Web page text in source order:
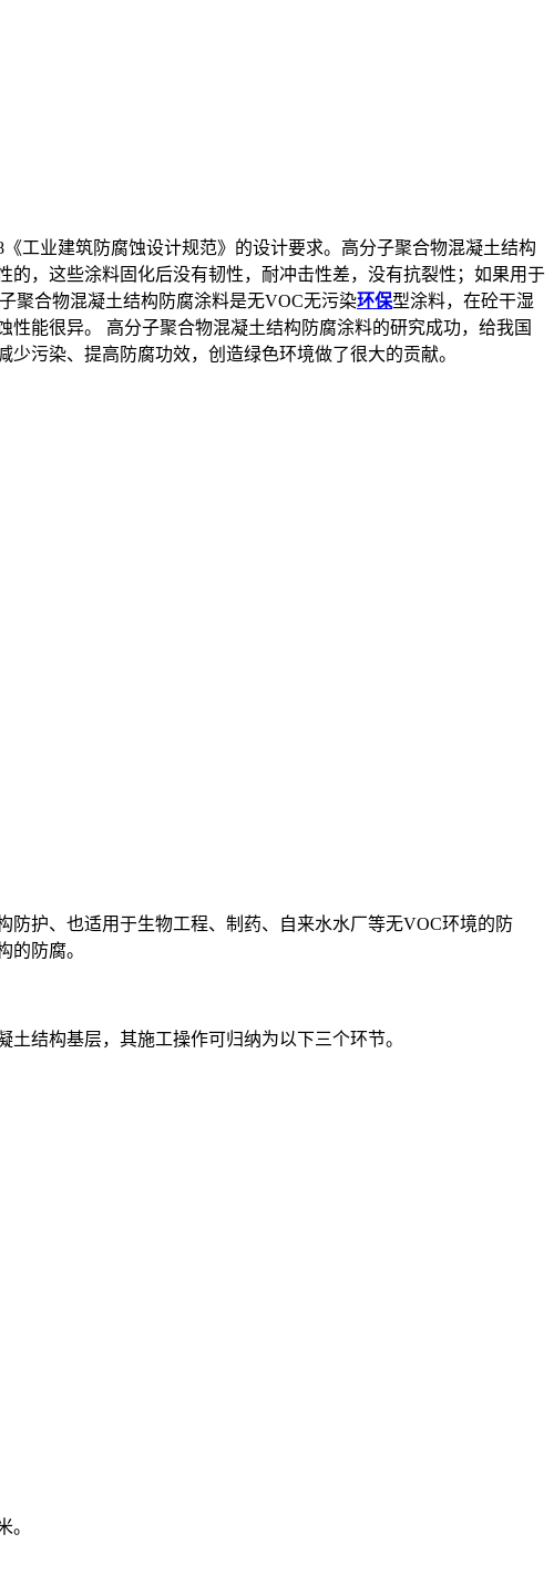
工业建筑防腐蚀设计规范》的设计要求。高分子聚合物混凝土结构
，这些涂料固化后没有韧性，耐冲击性差，没有抗裂性；如果用于
聚合物混凝土结构防腐涂料是无VOC无污染环保型涂料，在砼干湿
能很异。 高分子聚合物混凝土结构防腐涂料的研究成功，给我国
污染、提高防腐功效，创造绿色环境做了很大的贡献。
防护、也适用于生物工程、制药、自来水水厂等无VOC环境的防
的防腐。
结构基层，其施工操作可归纳为以下三个环节。
。